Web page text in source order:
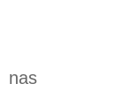
nas